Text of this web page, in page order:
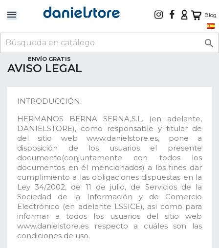
Blog

ENVÍO GRATIS
AVISO LEGAL
INTRODUCCIÓN.
HERMANOS BERNA SERNA,S.L. (en adelante,
DANIELSTORE), como responsable y titular de
del sitio web www.danielstore.es, pone a
disposición de los usuarios el presente
documento(conjuntamente con todos los
documentos en él mencionados) a los fines dar
cumplimiento a las obligaciones dispuestas en la
Ley 34/2002, de 11 de julio, de Servicios de la
Sociedad de la Información y de Comercio
Electrónico (en adelante LSSICE), así como para
informar a todos los usuarios del sitio web
www.danielstore.es respecto a cuáles son las
condiciones de uso.